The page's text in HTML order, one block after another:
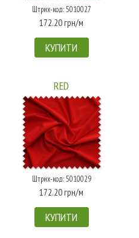
Штрих-код: 5010027
172.20 грн/м
КУПИТИ
RED
Штрих-код: 5010029
172.20 грн/м
КУПИТИ